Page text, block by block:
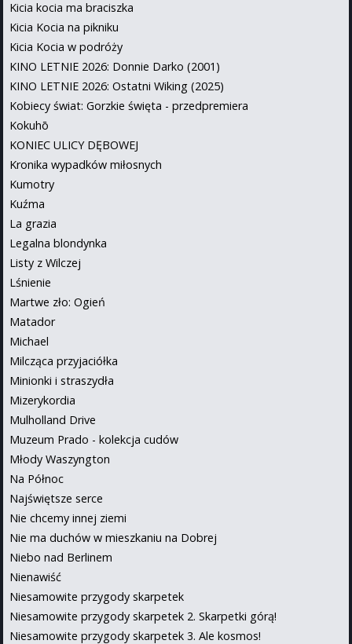
Kicia kocia ma braciszka
Kicia Kocia na pikniku
Kicia Kocia w podróży
KINO LETNIE 2026: Donnie Darko (2001)
KINO LETNIE 2026: Ostatni Wiking (2025)
Kobiecy świat: Gorzkie święta - przedpremiera
Kokuhō
KONIEC ULICY DĘBOWEJ
Kronika wypadków miłosnych
Kumotry
Kuźma
La grazia
Legalna blondynka
Listy z Wilczej
Lśnienie
Martwe zło: Ogień
Matador
Michael
Milcząca przyjaciółka
Minionki i straszydła
Mizerykordia
Mulholland Drive
Muzeum Prado - kolekcja cudów
Młody Waszyngton
Na Północ
Najświętsze serce
Nie chcemy innej ziemi
Nie ma duchów w mieszkaniu na Dobrej
Niebo nad Berlinem
Nienawiść
Niesamowite przygody skarpetek
Niesamowite przygody skarpetek 2. Skarpetki górą!
Niesamowite przygody skarpetek 3. Ale kosmos!